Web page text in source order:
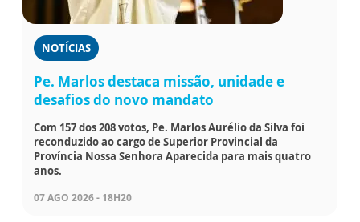
NOTÍCIAS
Pe. Marlos destaca missão, unidade e
desafios do novo mandato
Com 157 dos 208 votos, Pe. Marlos Aurélio da Silva foi
reconduzido ao cargo de Superior Provincial da
Província Nossa Senhora Aparecida para mais quatro
anos.
07 AGO 2026 - 18H20